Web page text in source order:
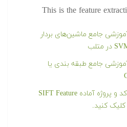
This is the feature
جامع ماشین‌های بردار
جامع طبقه بندی یا
دانلود رایگان کد و پروژه آماده SIFT Feature